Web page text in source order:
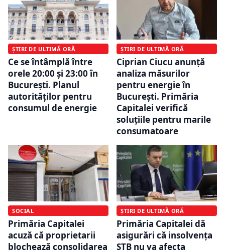
ȘTIRI DE ULTIMĂ ORĂ
Ce se întâmplă între
orele 20:00 și 23:00 în
București. Planul
autorităților pentru
consumul de energie
ȘTIRI DE ULTIMĂ ORĂ
Ciprian Ciucu anunță
analiza măsurilor
pentru energie în
București. Primăria
Capitalei verifică
soluțiile pentru marile
consumatoare
SOCIAL
Primăria Capitalei
acuză că proprietarii
blochează consolidarea
ȘTIRI DE ULTIMĂ ORĂ
Primăria Capitalei dă
asigurări că insolvența
STB nu va afecta